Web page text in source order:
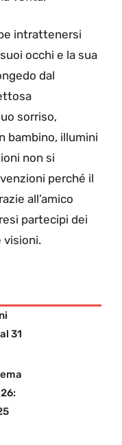
intrattenersi
occhi e la sua
dal
sorriso,
bambino, illumini
non si
perché il
all’amico
partecipi dei
visioni.
31